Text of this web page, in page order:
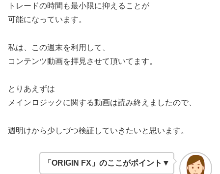
トレードの時間も最小限に抑えることが
可能になっています。
私は、この週末を利用して、
コンテンツ動画を拝見させて頂いてます。
とりあえずは
メインロジックに関する動画は読み終えましたので、
週明けから少しづつ検証していきたいと思います。
「ORIGIN FX」のここがポイント ▼